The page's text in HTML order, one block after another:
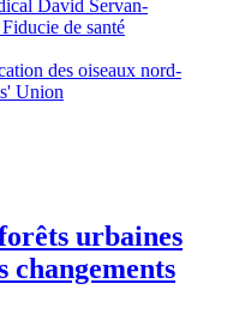
David Servan-
de santé
des oiseaux nord-
Union
urbaines